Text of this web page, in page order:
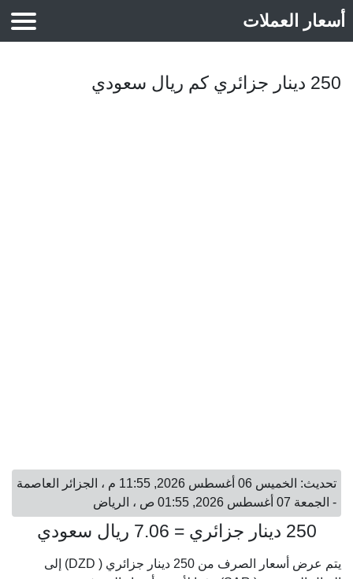
أسعار العملات
250 دينار جزائري كم ريال سعودي
تحديث: الخميس 06 أغسطس 2026, 11:55 م ، الجزائر العاصمة
- الجمعة 07 أغسطس 2026, 01:55 ص ، الرياض
250 دينار جزائري = 7.06 ريال سعودي
يتم عرض أسعار الصرف من 250 دينار جزائري ( DZD) إلى